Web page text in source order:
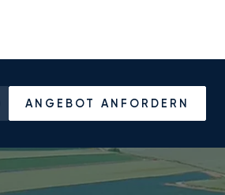
ANGEBOT ANFORDERN